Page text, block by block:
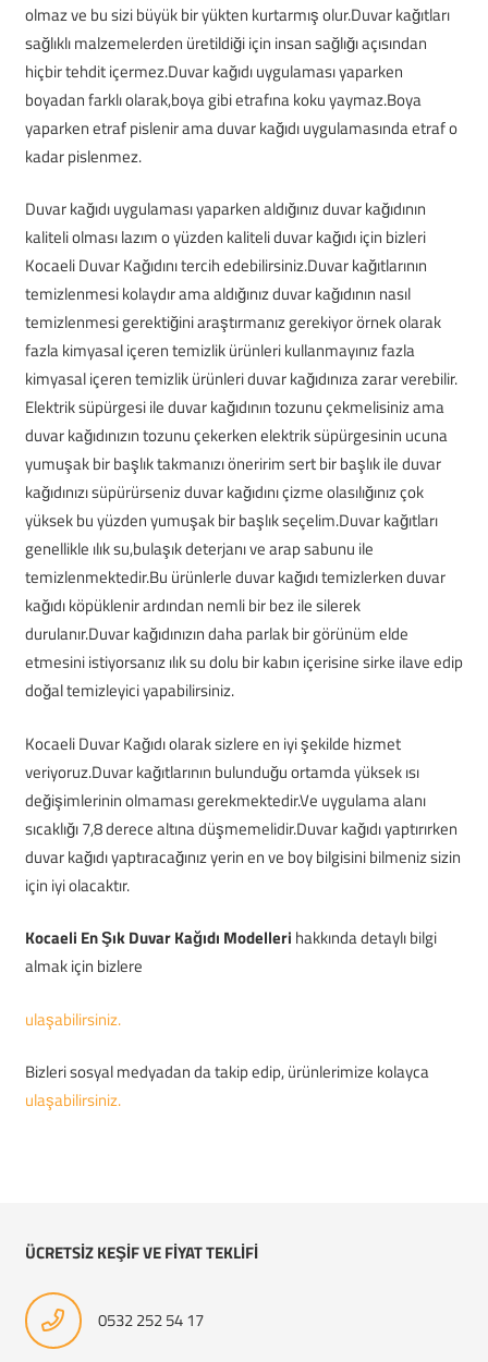
olmaz ve bu sizi büyük bir yükten kurtarmış olur.Duvar kağıtları
sağlıklı malzemelerden üretildiği için insan sağlığı açısından
hiçbir tehdit içermez.Duvar kağıdı uygulaması yaparken
boyadan farklı olarak,boya gibi etrafına koku yaymaz.Boya
yaparken etraf pislenir ama duvar kağıdı uygulamasında etraf o
kadar pislenmez.
Duvar kağıdı uygulaması yaparken aldığınız duvar kağıdının
kaliteli olması lazım o yüzden kaliteli duvar kağıdı için bizleri
Kocaeli Duvar Kağıdını tercih edebilirsiniz.Duvar kağıtlarının
temizlenmesi kolaydır ama aldığınız duvar kağıdının nasıl
temizlenmesi gerektiğini araştırmanız gerekiyor örnek olarak
fazla kimyasal içeren temizlik ürünleri kullanmayınız fazla
kimyasal içeren temizlik ürünleri duvar kağıdınıza zarar verebilir.
Elektrik süpürgesi ile duvar kağıdının tozunu çekmelisiniz ama
duvar kağıdınızın tozunu çekerken elektrik süpürgesinin ucuna
yumuşak bir başlık takmanızı öneririm sert bir başlık ile duvar
kağıdınızı süpürürseniz duvar kağıdını çizme olasılığınız çok
yüksek bu yüzden yumuşak bir başlık seçelim.Duvar kağıtları
genellikle ılık su,bulaşık deterjanı ve arap sabunu ile
temizlenmektedir.Bu ürünlerle duvar kağıdı temizlerken duvar
kağıdı köpüklenir ardından nemli bir bez ile silerek
durulanır.Duvar kağıdınızın daha parlak bir görünüm elde
etmesini istiyorsanız ılık su dolu bir kabın içerisine sirke ilave edip
doğal temizleyici yapabilirsiniz.
Kocaeli Duvar Kağıdı olarak sizlere en iyi şekilde hizmet
veriyoruz.Duvar kağıtlarının bulunduğu ortamda yüksek ısı
değişimlerinin olmaması gerekmektedir.Ve uygulama alanı
sıcaklığı 7,8 derece altına düşmemelidir.Duvar kağıdı yaptırırken
duvar kağıdı yaptıracağınız yerin en ve boy bilgisini bilmeniz sizin
için iyi olacaktır.
Kocaeli En Şık Duvar Kağıdı Modelleri hakkında detaylı bilgi
almak için bizlere
ulaşabilirsiniz.
Bizleri sosyal medyadan da takip edip, ürünlerimize kolayca
ulaşabilirsiniz.
ÜCRETSİZ KEŞİF VE FİYAT TEKLİFİ
0532 252 54 17